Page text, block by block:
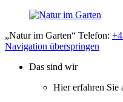
„Natur im Garten“ Telefon:
Navigation überspringen
Das sind wir
Hier erfahren Sie